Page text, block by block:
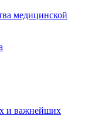
медицинской
и важнейших